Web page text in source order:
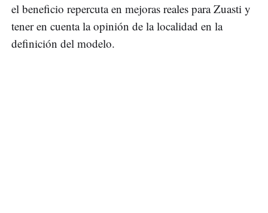
el beneficio repercuta en mejoras reales para Zuasti y
tener en cuenta la opinión de la localidad en la
definición del modelo.